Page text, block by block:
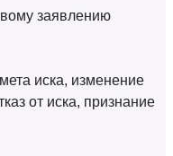
заявлению
иска, изменение
от иска, признание